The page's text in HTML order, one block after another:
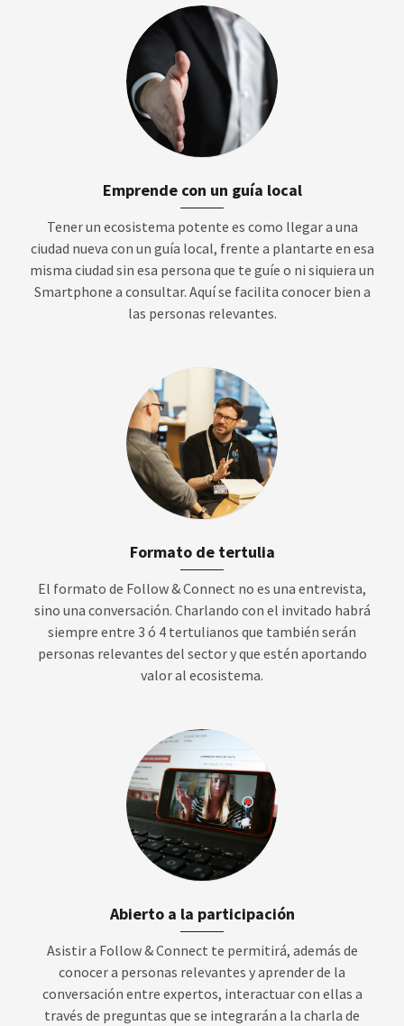
Emprende con un guía local
Tener un ecosistema potente es como llegar a una
ciudad nueva con un guía local, frente a plantarte en esa
misma ciudad sin esa persona que te guíe o ni siquiera un
Smartphone a consultar. Aquí se facilita conocer bien a
las personas relevantes.
Formato de tertulia
El formato de Follow & Connect no es una entrevista,
sino una conversación. Charlando con el invitado habrá
siempre entre 3 ó 4 tertulianos que también serán
personas relevantes del sector y que estén aportando
valor al ecosistema.
Abierto a la participación
Asistir a Follow & Connect te permitirá, además de
conocer a personas relevantes y aprender de la
conversación entre expertos, interactuar con ellas a
través de preguntas que se integrarán a la charla de